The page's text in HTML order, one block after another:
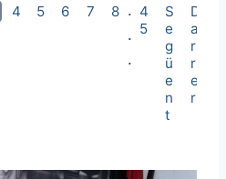
4 5 6 7 8 .
.
.
4
5
S
e
g
ü
e
n
t
D
a
r
r
e
r